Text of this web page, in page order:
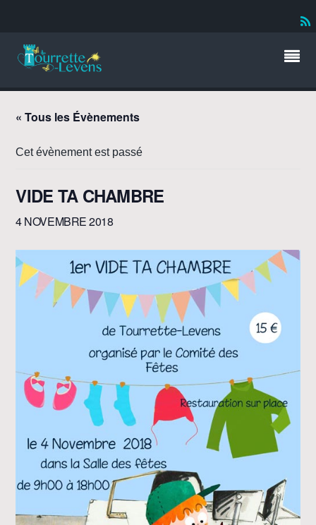
« Tous les Évènements
Cet évènement est passé
VIDE TA CHAMBRE
4 NOVEMBRE 2018